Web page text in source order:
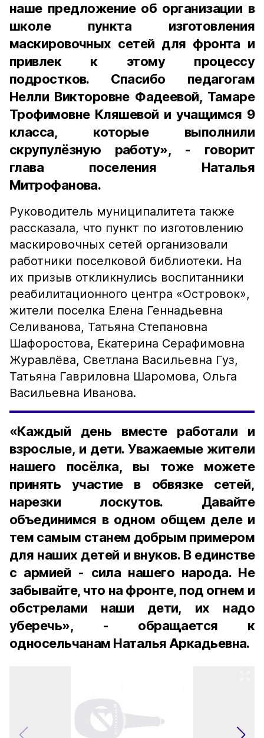
наше предложение об организации в
школе пункта изготовления
маскировочных сетей для фронта и
привлек к этому процессу
подростков. Спасибо педагогам
Нелли Викторовне Фадеевой, Тамаре
Трофимовне Кляшевой и учащимся 9
класса, которые выполнили
скрупулёзную работу», - говорит
глава поселения Наталья
Митрофанова.
Руководитель муниципалитета также
рассказала, что пункт по изготовлению
маскировочных сетей организовали
работники поселковой библиотеки. На
их призыв откликнулись воспитанники
реабилитационного центра «Островок»,
жители поселка Елена Геннадьевна
Селиванова, Татьяна Степановна
Шафоростова, Екатерина Серафимовна
Журавлёва, Светлана Васильевна Гуз,
Татьяна Гавриловна Шаромова, Ольга
Васильевна Иванова.
«Каждый день вместе работали и
взрослые, и дети. Уважаемые жители
нашего посёлка, вы тоже можете
принять участие в обвязке сетей,
нарезки лоскутов. Давайте
объединимся в одном общем деле и
тем самым станем добрым примером
для наших детей и внуков. В единстве
с армией - сила нашего народа. Не
забывайте, что на фронте, под огнем и
обстрелами наши дети, их надо
уберечь», - обращается к
односельчанам Наталья Аркадьевна.